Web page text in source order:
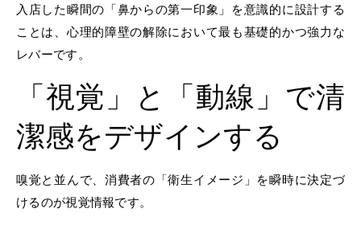
入店した瞬間の「鼻からの第一印象」を意識的に設計する
ことは、心理的障壁の解除において最も基礎的かつ強力な
レバーです。
「視覚」と「動線」で清
潔感をデザインする
嗅覚と並んで、消費者の「衛生イメージ」を瞬時に決定づ
けるのが視覚情報です。